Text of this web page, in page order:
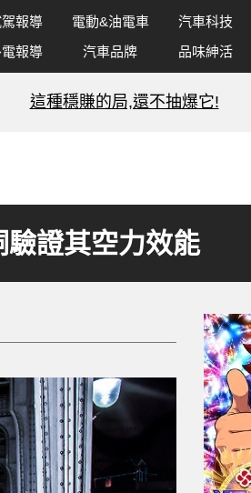
報導 電動&油電車 汽車科技
報導 汽車品牌 品味紳活
這種穩賺的局,還不抽爆它!
證其空力效能